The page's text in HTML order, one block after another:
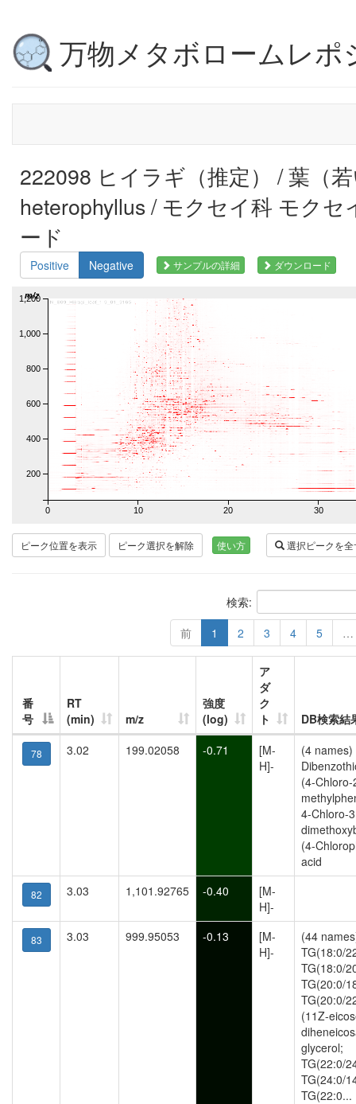
万物メタボロームレポ
222098 ヒイラギ（推定） / 葉（
heterophyllus / モクセイ科 モクセ
ード
Positive Negative サンプルの詳細 ダウンロード
0 10 20 30
200
400
600
800
1,000
1,200
m/z
ピーク位置を表示 ピーク選択を解除 使い方 選択ピークを
検索:
前
1 2 3 4 5 …
番
号
RT
(min)
m/z
強度
(log)
ア
ダ
ク
ト
DB検索結
78 3.02 199.02058 -0.71
[M-
H]-
(4 names)
(4-Chloro-
4-Chloro-
(4-
acid
82 3.03 1,101.92765 -0.40
[M-
H]-
83 3.03 999.95053 -0.13
[M-
H]-
(44
TG(18:0/
TG(18:0/
TG(20:0/
TG(20:0/
(11Z-
glycerol;
TG(22:0/
TG(24:0/
TG(22:0...